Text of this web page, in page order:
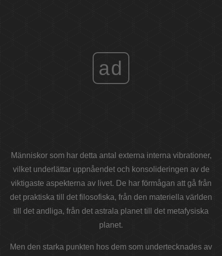
ad
Människor som har detta antal externa interna vibrationer,
vilket underlättar uppnåendet och konsolideringen av de
viktigaste aspekterna av livet. De har förmågan att gå från
det praktiska till det filosofiska, från den materiella världen
till det andliga, från det astrala planet till det metafysiska
planet.
Men den starka punkten hos dem som undertecknades av